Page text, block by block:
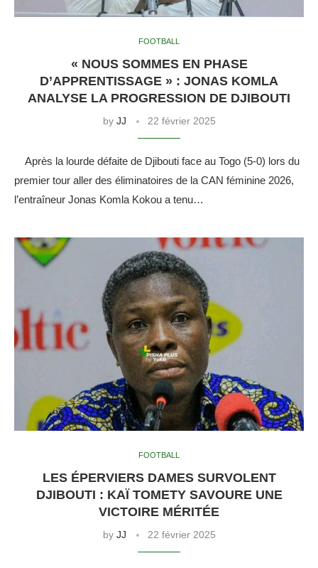
FOOTBALL
« NOUS SOMMES EN PHASE
D’APPRENTISSAGE » : JONAS KOMLA
ANALYSE LA PROGRESSION DE DJIBOUTI
by JJ 22 février 2025
Après la lourde défaite de Djibouti face au Togo (5-0) lors du
premier tour aller des éliminatoires de la CAN féminine 2026,
l’entraîneur Jonas Komla Kokou a tenu…
FOOTBALL
LES ÉPERVIERS DAMES SURVOLENT
DJIBOUTI : KAÏ TOMETY SAVOURE UNE
VICTOIRE MÉRITÉE
by JJ 22 février 2025